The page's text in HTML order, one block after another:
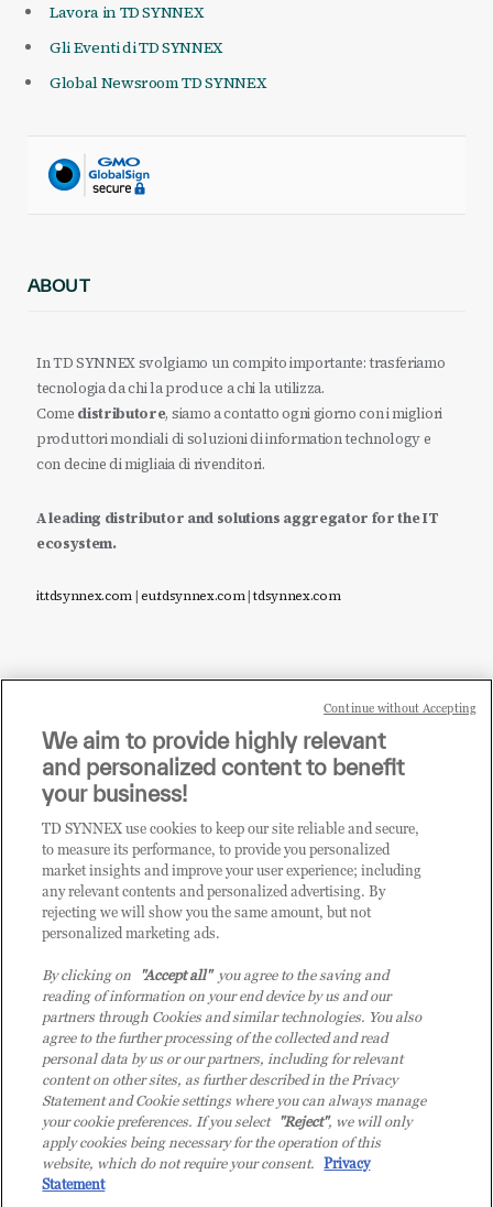
Lavora in TD SYNNEX
Gli Eventi di TD SYNNEX
Global Newsroom TD SYNNEX
ABOUT
In TD SYNNEX svolgiamo un compito importante: trasferiamo
tecnologia da chi la produce a chi la utilizza.
Come distributore, siamo a contatto ogni giorno con i migliori
produttori mondiali di soluzioni di information technology e
con decine di migliaia di rivenditori.
A leading distributor and solutions aggregator for the IT
ecosystem.
it.tdsynnex.com|eu.tdsynnex.com|tdsynnex.com
Sei un rivenditore di tecnologia e desideri acquistare
i prodotti o le soluzioni trattate sul blog?
CLICCA QUI E DIVENTA
CLIENTE TD SYNNEX
© 2026 TD SYNNEX Italy S.r.l. - Sede legale: via Luigi Russolo 9, 20138 Milano
(MI) - Numero di iscrizione al Registro delle Imprese di Milano e Codice Fiscale:
07092780159 - P.IVA: 07092780159 - Eur 12.569.000,00 i.v - TD SYNNEX e TD
We aim to provide highly relevant
and personalized content to benefit
your business!
TD SYNNEX use cookies to keep our site reliable and secure,
to measure its performance, to provide you personalized
market insights and improve your user experience; including
any relevant contents and personalized advertising. By
rejecting we will show you the same amount, but not
personalized marketing ads.
By clicking on "Accept all"you agree to the saving and
reading of information on your end device by us and our
partners through Cookies and similar technologies. You also
agree to the further processing of the collected and read
personal data by us or our partners, including for relevant
content on other sites, as further described in the Privacy
Statement and Cookie settings where you can always manage
your cookie preferences. If you select "Reject", we will only
apply cookies being necessary for the operation of this
website, which do not require your consent. Privacy
Statement
Continue without Accepting